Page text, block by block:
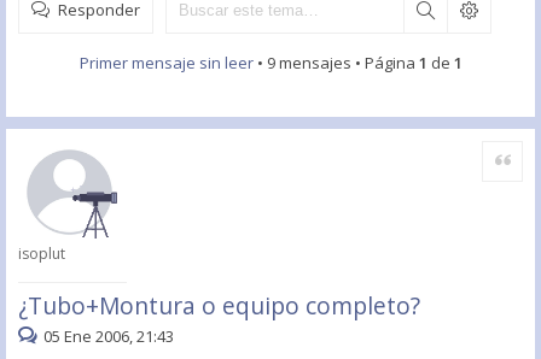
Responder
Primer mensaje sin leer• 9 mensajes • Página 1 de 1
isoplut
¿Tubo+Montura o equipo completo?
Citar
05 Ene 2006, 21:43